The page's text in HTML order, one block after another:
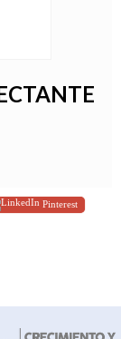
Pinterest